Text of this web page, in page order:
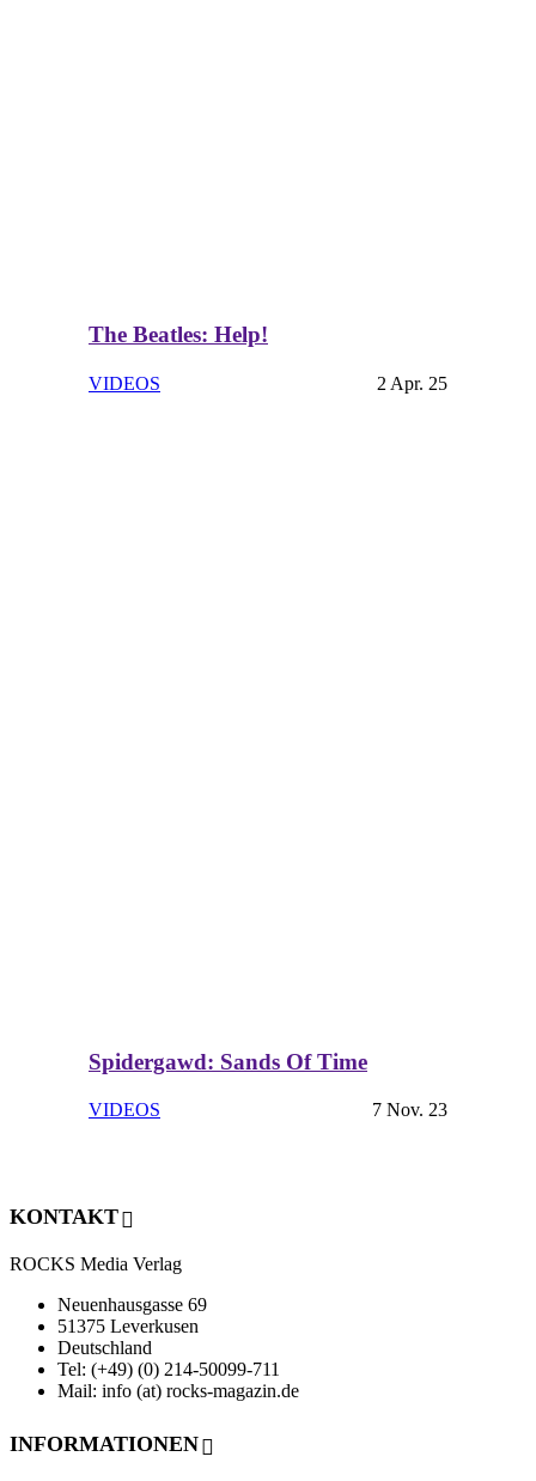
The Beatles: Help!
VIDEOS 2 Apr. 25
Spidergawd: Sands Of Time
VIDEOS 7 Nov. 23
KONTAKT
ROCKS Media Verlag
Neuenhausgasse 69
51375 Leverkusen
Deutschland
Tel: (+49) (0) 214-50099-711
Mail: info (at) rocks-magazin.de
INFORMATIONEN